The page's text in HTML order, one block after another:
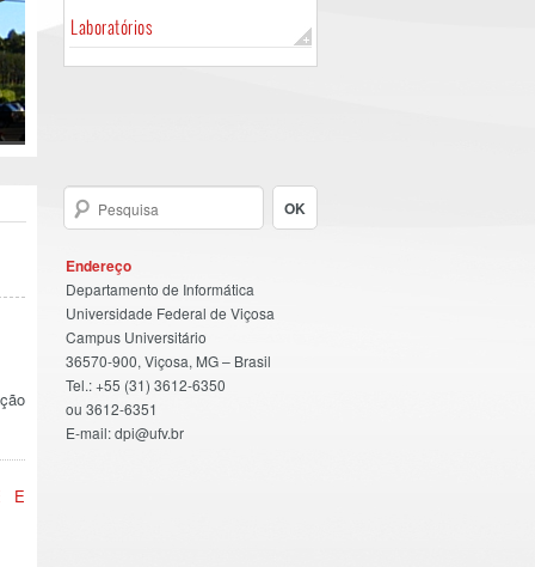
Laboratórios
Endereço
Departamento de Informática
Universidade Federal de Viçosa
Campus Universitário
36570-900, Viçosa, MG – Brasil
Tel.: +55 (31) 3612-6350
ou 3612-6351
E-mail: dpi@ufv.br
E